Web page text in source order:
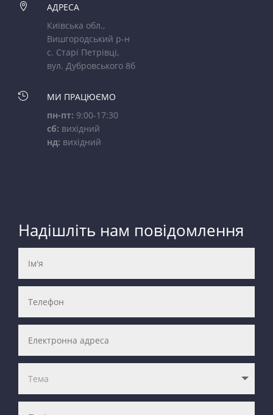

АДРЕСА
Київська обл.,
Вишгородський р-н
с. Старі Петрівці,
вул. Дубровського 8б

МИ ПРАЦЮЄМО
пн-пт: 9:00-17:30
сб: вихідний
нд: вихідний
Надішліть нам повідомлення